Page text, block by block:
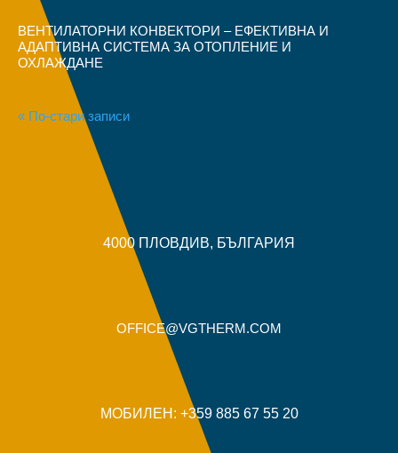
ВЕНТИЛАТОРНИ КОНВЕКТОРИ – ЕФЕКТИВНА И
АДАПТИВНА СИСТЕМА ЗА ОТОПЛЕНИЕ И
ОХЛАЖДАНЕ
« По-стари записи
4000 ПЛОВДИВ, БЪЛГАРИЯ
OFFICE@VGTHERM.COM
МОБИЛЕН: +359 885 67 55 20